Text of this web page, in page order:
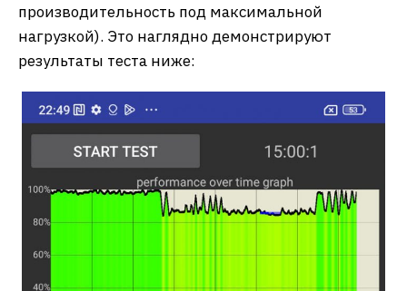
производительность под максимальной
нагрузкой). Это наглядно демонстрируют
результаты теста ниже: